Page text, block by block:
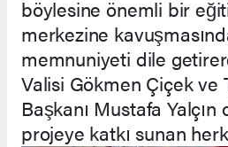
böylesine önemli bir
merkezine
memnuniyeti dile
Valisi Gökmen Çiçek ve
Başkanı Mustafa
projeye katkı sunan